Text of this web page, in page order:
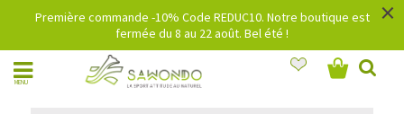
Première commande -10% Code REDUC10. Notre boutique est
fermée du 8 au 22 août. Bel été !
×
MENU